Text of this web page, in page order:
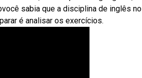
sabia que a disciplina de inglês no
é analisar os exercícios.